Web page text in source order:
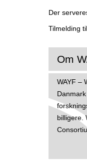
Der
Tilmelding
Om
WAYF –
billigere.